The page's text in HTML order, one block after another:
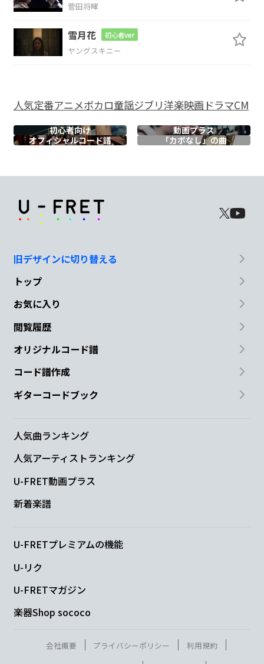
D
優秀賞
G
なんていらない
色が濃くなって
ひたすら 苦しいよ
さよならが
G
せめて 私を寒くなさって
あなたが
Em
雲ゆきは
G
菅田将暉
雪月花 初心者ver
ヤングスキニー
人気定番アニメボカロ童謡ジブリ洋楽映画ドラマCM
初心者向け
動画プラス
オフィシャルコード譜 「カポなし」の曲
旧デザインに切り替える
トップ
お気に入り
閲覧履歴
オリジナルコード譜
コード譜作成
ギターコードブック
人気曲ランキング
人気アーティストランキング
U-FRET動画プラス
新着楽譜
U-FRETプレミアムの機能
U-リク
U-FRETマガジン
楽器Shop sococo
会社概要 プライバシーポリシー
利用規約